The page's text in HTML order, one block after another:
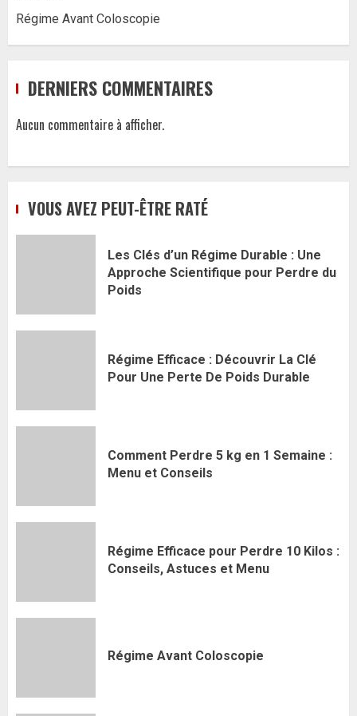
Régime Avant Coloscopie
DERNIERS COMMENTAIRES
Aucun commentaire à afficher.
VOUS AVEZ PEUT-ÊTRE RATÉ
Les Clés d’un Régime Durable : Une
Approche Scientifique pour Perdre du
Poids
Régime Efficace : Découvrir La Clé
Pour Une Perte De Poids Durable
Comment Perdre 5 kg en 1 Semaine :
Menu et Conseils
Régime Efficace pour Perdre 10 Kilos :
Conseils, Astuces et Menu
Régime Avant Coloscopie